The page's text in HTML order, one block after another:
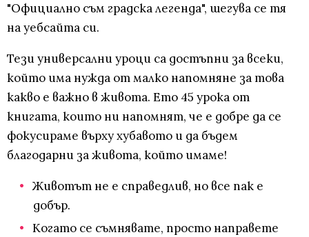
"Официално съм градска легенда", шегува се тя
на уебсайта си.
Тези универсални уроци са достъпни за всеки,
който има нужда от малко напомняне за това
какво е важно в живота. Ето 45 урока от
книгата, които ни напомнят, че е добре да се
фокусираме върху хубавото и да бъдем
благодарни за живота, който имаме!
Животът не е справедлив, но все пак е
добър.
Когато се съмнявате, просто направете